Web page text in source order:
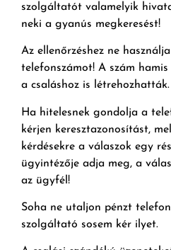
szolgáltatót valamelyik
neki a gyanús megkeresést!
Az ellenőrzéshez ne
telefonszámot! A szám
a csaláshoz is létrehozhatták.
Ha hitelesnek gondolja a
kérjen keresztazonosítást,
kérdésekre a válaszok egy
ügyintézője adja meg, a
az ügyfél!
Soha ne utaljon pénzt
szolgáltató sosem kér ilyet.